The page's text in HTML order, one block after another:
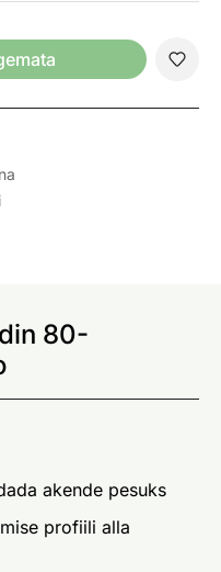
80-
akende pesuks
profiili alla